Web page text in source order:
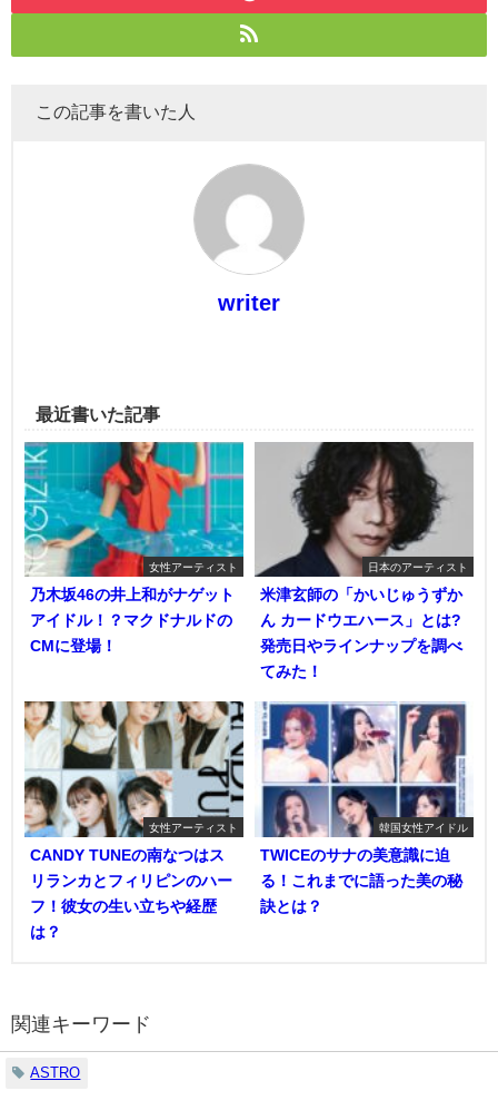
この記事を書いた人
writer
最近書いた記事
女性アーティスト
乃木坂46の井上和がナゲット
アイドル！？マクドナルドの
CMに登場！
日本のアーティスト
米津玄師の「かいじゅうずか
ん カードウエハース」とは?
発売日やラインナップを調べ
てみた！
女性アーティスト
CANDY TUNEの南なつはス
リランカとフィリピンのハー
フ！彼女の生い立ちや経歴
は？
韓国女性アイドル
TWICEのサナの美意識に迫
る！これまでに語った美の秘
訣とは？
関連キーワード
ASTRO